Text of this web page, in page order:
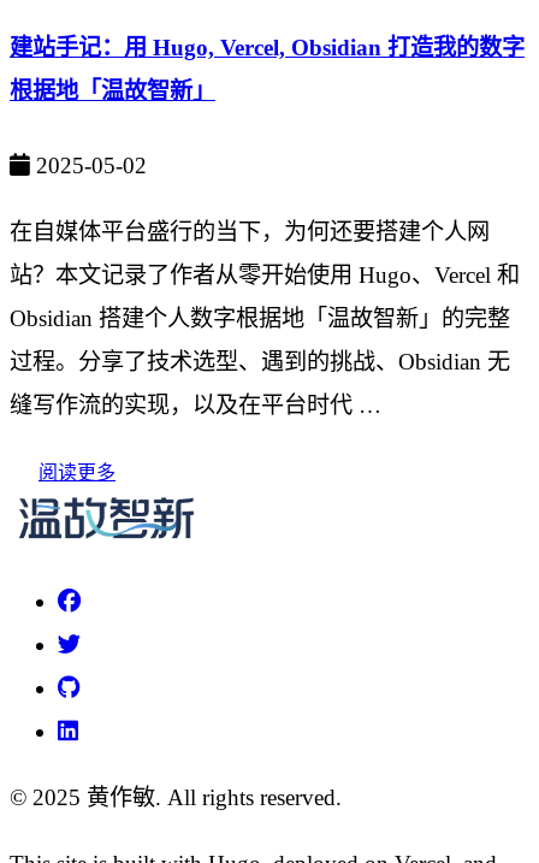
建站手记：用 Hugo, Vercel, Obsidian 打造我的数字
根据地「温故智新」
2025-05-02
在自媒体平台盛行的当下，为何还要搭建个人网
站？本文记录了作者从零开始使用 Hugo、Vercel 和
Obsidian 搭建个人数字根据地「温故智新」的完整
过程。分享了技术选型、遇到的挑战、Obsidian 无
缝写作流的实现，以及在平台时代 …
阅读更多
© 2025 黄作敏. All rights reserved.